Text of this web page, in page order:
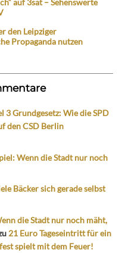
auf 3sat – Sehenswerte
den Leipziger
Propaganda nutzen
3 Grundgesetz: Wie die SPD
den CSD Berlin
Wenn die Stadt nur noch
Bäcker sich gerade selbst
die Stadt nur noch mäht,
21 Euro Tageseintritt für ein
spielt mit dem Feuer!